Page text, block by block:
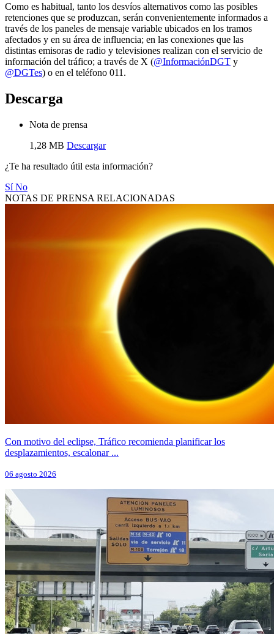
Como es habitual, tanto los desvíos alternativos como las posibles
retenciones que se produzcan, serán convenientemente informados a
través de los paneles de mensaje variable ubicados en los tramos
afectados y en su área de influencia; en las conexiones que las
distintas emisoras de radio y televisiones realizan con el servicio de
información del tráfico; a través de X (@InformaciónDGT y
@DGTes) o en el teléfono 011.
Descarga
Nota de prensa
1,28 MB Descargar
¿Te ha resultado útil esta información?
SíNo
NOTAS DE PRENSA RELACIONADAS
Con motivo del eclipse, Tráfico recomienda planificar los
desplazamientos, escalonar ...
06 agosto 2026